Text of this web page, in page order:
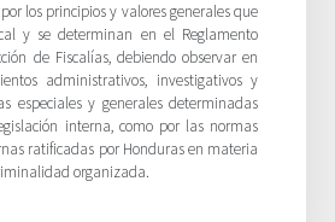
los principios y valores generales que
y se determinan en el Reglamento
de Fiscalías, debiendo observar en
administrativos, investigativos y
especiales y generales determinadas
interna, como por las normas
ratificadas por Honduras en materia
organizada.